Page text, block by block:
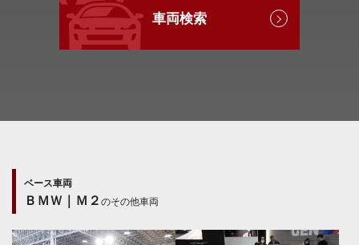
車両検索
ベース車両
ＢＭＷ｜Ｍ２ のその他車両